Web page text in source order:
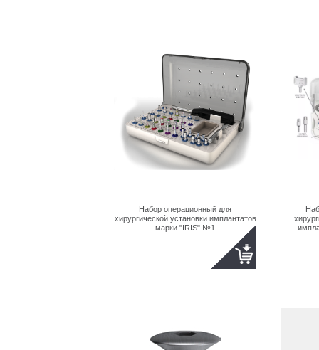
Набор операционный для
хирургической установки имплантатов
марки "IRIS" №1